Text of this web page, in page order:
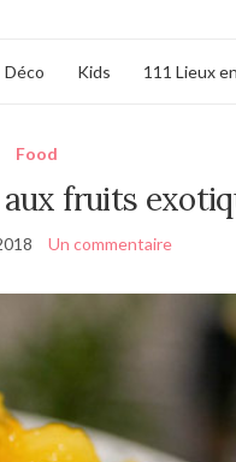
Déco Kids 111 Lieux
Food
aux fruits
Un commentaire